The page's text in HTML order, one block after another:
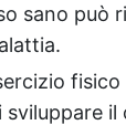
sano può
il